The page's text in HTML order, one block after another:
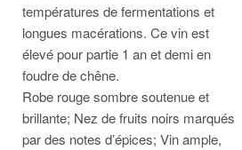
températures de fermentations et
longues macérations. Ce vin est
élevé pour partie 1 an et demi en
foudre de chêne.
Robe rouge sombre soutenue et
brillante; Nez de fruits noirs marqués
par des notes d’épices; Vin ample,